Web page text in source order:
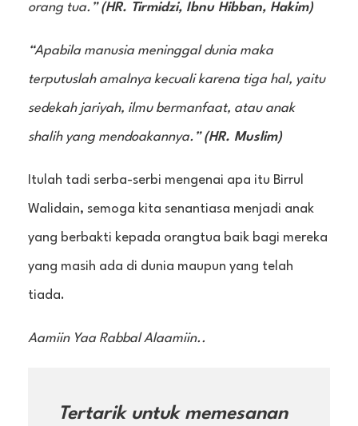
orang tua.”(HR. Tirmidzi, Ibnu Hibban, Hakim)
“Apabila manusia meninggal dunia maka
terputuslah amalnya kecuali karena tiga hal, yaitu
sedekah jariyah, ilmu bermanfaat, atau anak
shalih yang mendoakannya.” (HR. Muslim)
Itulah tadi serba-serbi mengenai apa itu Birrul
Walidain, semoga kita senantiasa menjadi anak
yang berbakti kepada orangtua baik bagi mereka
yang masih ada di dunia maupun yang telah
tiada.
Aamiin Yaa Rabbal Alaamiin..
Tertarik untuk memesanan